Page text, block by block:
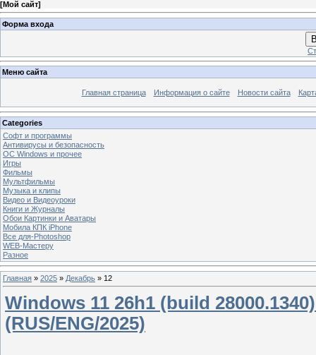
[Мой сайт]
Форма входа
Меню сайта
Главная страница Информация о сайте Новости сайта
Categories
Софт и программы
Антивирусы и безопасность
OC Windows и прочее
Игры
Фильмы
Мультфильмы
Музыка и клипы
Видео и Видеоуроки
Книги и Журналы
Обои Картинки и Аватары
Мобила КПК iPhone
Все для-Photoshop
WEB-Мастеру
Разное
Главная » 2025 » Декабрь » 12
Windows 11 26h1 (build
(RUS/ENG/2025)